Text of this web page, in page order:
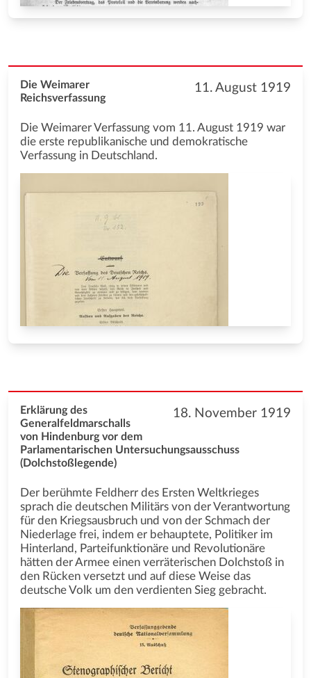
11. August 1919
Die Weimarer
Reichsverfassung
Die Weimarer Verfassung vom 11. August 1919 war
die erste republikanische und demokratische
Verfassung in Deutschland.
18. November 1919
Erklärung des
Generalfeldmarschalls
von Hindenburg vor dem
Parlamentarischen Untersuchungsausschuss
(Dolchstoßlegende)
Der berühmte Feldherr des Ersten Weltkrieges
sprach die deutschen Militärs von der Verantwortung
für den Kriegsausbruch und von der Schmach der
Niederlage frei, indem er behauptete, Politiker im
Hinterland, Parteifunktionäre und Revolutionäre
hätten der Armee einen verräterischen Dolchstoß in
den Rücken versetzt und auf diese Weise das
deutsche Volk um den verdienten Sieg gebracht.